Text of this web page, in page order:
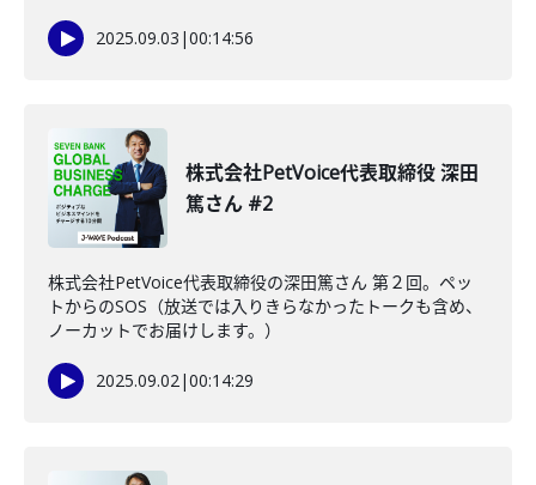
2025.09.03 |00:14:56
株式会社PetVoice代表取締役 深田
篤さん #2
株式会社PetVoice代表取締役の深田篤さん 第２回。ペッ
トからのSOS（放送では入りきらなかったトークも含め、
ノーカットでお届けします。）
2025.09.02|00:14:29